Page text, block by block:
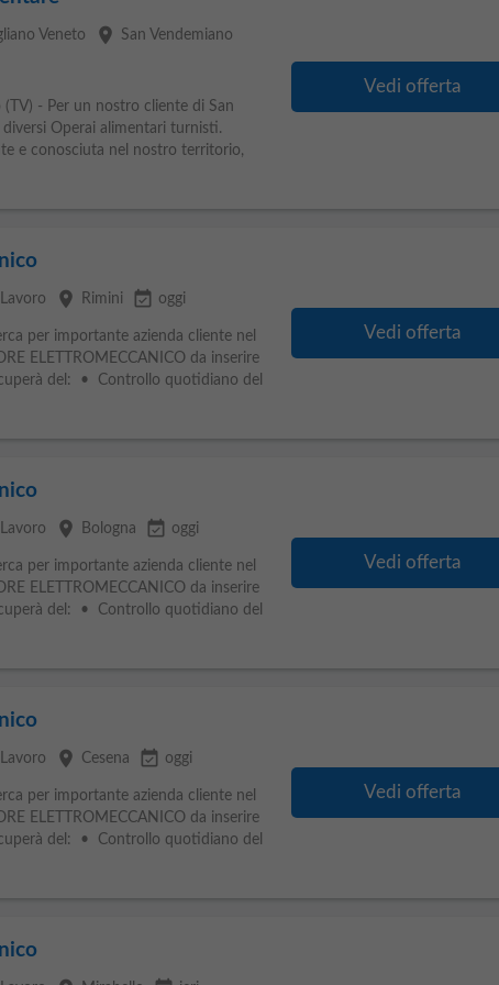
Veneto place San Vendemiano
- Per un nostro cliente di San
Operai alimentari turnisti.
e conosciuta nel nostro territorio,
Vedi offerta
place Rimini event_available oggi
per importante azienda cliente nel
ELETTROMECCANICO da inserire
del: • Controllo quotidiano del
Vedi offerta
place Bologna event_available oggi
per importante azienda cliente nel
ELETTROMECCANICO da inserire
del: • Controllo quotidiano del
Vedi offerta
place Cesena event_available oggi
per importante azienda cliente nel
ELETTROMECCANICO da inserire
del: • Controllo quotidiano del
Vedi offerta